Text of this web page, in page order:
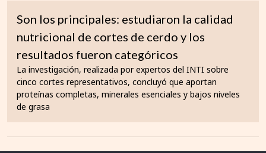
Son los principales: estudiaron la calidad
nutricional de cortes de cerdo y los
resultados fueron categóricos
La investigación, realizada por expertos del INTI sobre
cinco cortes representativos, concluyó que aportan
proteínas completas, minerales esenciales y bajos niveles
de grasa